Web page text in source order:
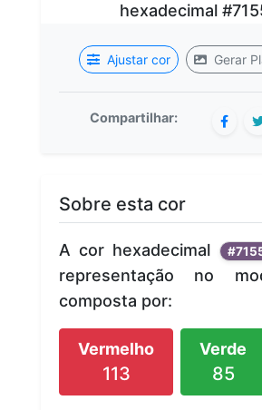
Ajustar cor Gerar
Compartilhar:
Sobre esta cor
A cor hexadecimal
representação no
composta por:
Vermelho
113
Verde
85